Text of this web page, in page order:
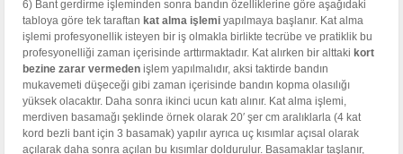
6) Bant gerdirme işleminden sonra bandın özelliklerine göre aşağıdaki
tabloya göre tek taraftan kat alma işlemi yapılmaya başlanır. Kat alma
işlemi profesyonellik isteyen bir iş olmakla birlikte tecrübe ve pratiklik bu
profesyonelliği zaman içerisinde arttırmaktadır. Kat alırken bir alttaki kort
bezine zarar vermeden işlem yapılmalıdır, aksi taktirde bandın
mukavemeti düşeceği gibi zaman içerisinde bandın kopma olasılığı
yüksek olacaktır. Daha sonra ikinci ucun katı alınır. Kat alma işlemi,
merdiven basamağı şeklinde örnek olarak 20′ şer cm aralıklarla (4 kat
kord bezli bant için 3 basamak) yapılır ayrıca uç kısımlar açısal olarak
açılarak daha sonra açılan bu kısımlar doldurulur. Basamaklar taşlanır,